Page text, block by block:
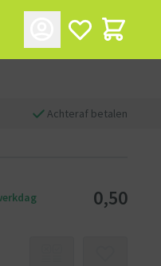
Achteraf betalen
0,50